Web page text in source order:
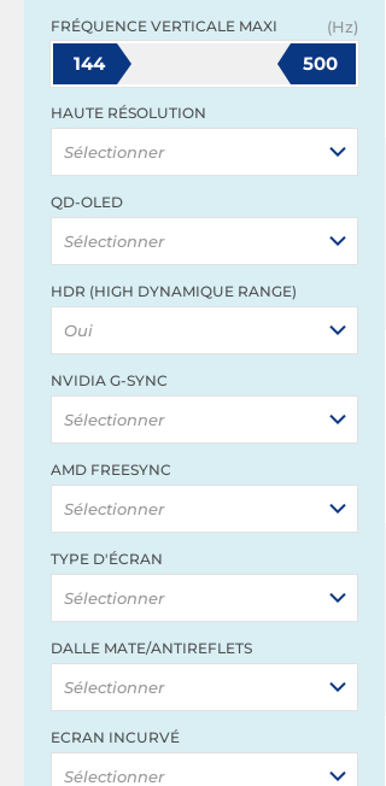
FRÉQUENCE VERTICALE MAXI (Hz)
144 500
HAUTE RÉSOLUTION
Sélectionner
QD-OLED
Sélectionner
HDR (HIGH DYNAMIQUE RANGE)
Oui
NVIDIA G-SYNC
Sélectionner
AMD FREESYNC
Sélectionner
TYPE D'ÉCRAN
Sélectionner
DALLE MATE/ANTIREFLETS
Sélectionner
ECRAN INCURVÉ
Sélectionner